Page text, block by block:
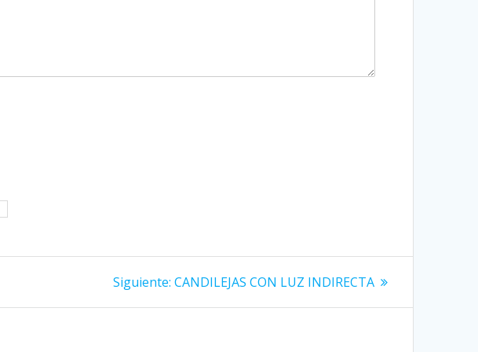
Siguiente: Siguiente
CANDILEJAS CON LUZ INDIRECTA